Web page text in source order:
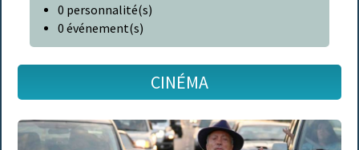
0 personnalité(s)
0 événement(s)
CINÉMA